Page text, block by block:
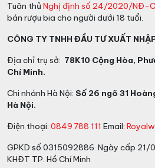
Tuân thủ Nghị định số 24/2020/NĐ-
bán rượu bia cho người dưới 18 tuổi.
CÔNG TY TNHH ĐẦU TƯ XUẤT
Địa chỉ trụ sở: 78K10 Cộng Hòa,
Chí Minh.
Chi nhánh Hà Nội: Số 26 ngõ 31
Hà Nội.
Điện thoại: 0849 788 111 Email:
GPKD số 0315092886 Ngày cấp 21/
KHĐT TP. Hồ Chí Minh